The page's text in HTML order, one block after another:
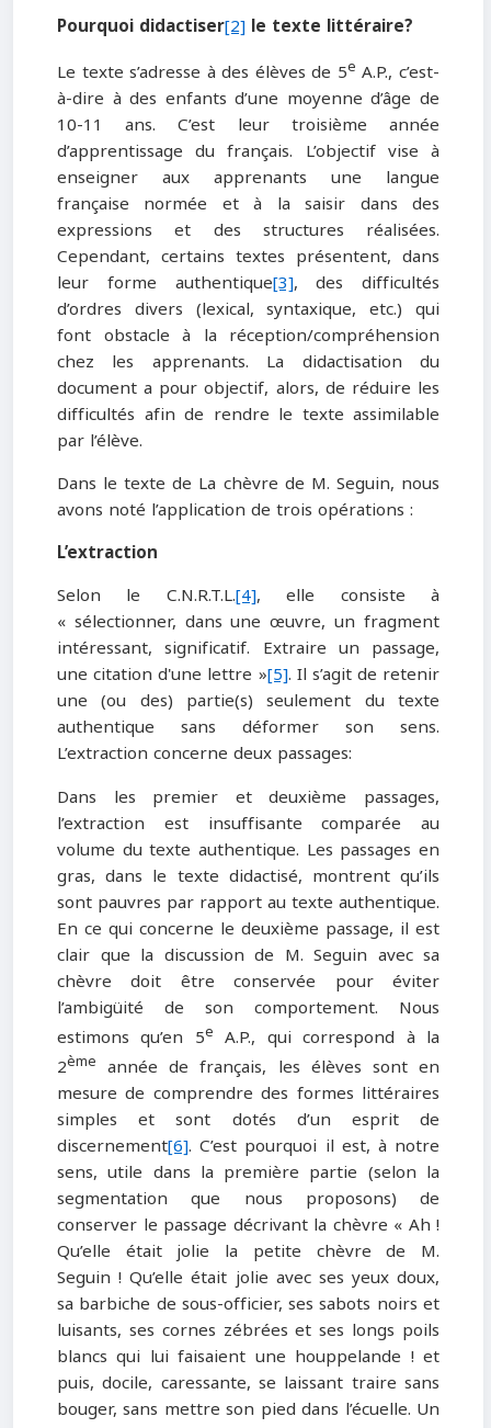
Pourquoi didactiser[2] le texte littéraire?
Le texte s’adresse à des élèves de 5e A.P., c’est-
à-dire à des enfants d’une moyenne d’âge de
10-11 ans. C’est leur troisième année
d’apprentissage du français. L’objectif vise à
enseigner aux apprenants une langue
française normée et à la saisir dans des
expressions et des structures réalisées.
Cependant, certains textes présentent, dans
leur forme authentique[3], des difficultés
d’ordres divers (lexical, syntaxique, etc.) qui
font obstacle à la réception/compréhension
chez les apprenants. La didactisation du
document a pour objectif, alors, de réduire les
difficultés afin de rendre le texte assimilable
par l’élève.
Dans le texte de La chèvre de M. Seguin, nous
avons noté l’application de trois opérations :
L’extraction
Selon le C.N.R.T.L.[4], elle consiste à
« sélectionner, dans une œuvre, un fragment
intéressant, significatif. Extraire un passage,
une citation d'une lettre »[5]. Il s’agit de retenir
une (ou des) partie(s) seulement du texte
authentique sans déformer son sens.
L’extraction concerne deux passages:
Dans les premier et deuxième passages,
l’extraction est insuffisante comparée au
volume du texte authentique. Les passages en
gras, dans le texte didactisé, montrent qu’ils
sont pauvres par rapport au texte authentique.
En ce qui concerne le deuxième passage, il est
clair que la discussion de M. Seguin avec sa
chèvre doit être conservée pour éviter
l’ambigüité de son comportement. Nous
estimons qu’en 5e A.P., qui correspond à la
2ème année de français, les élèves sont en
mesure de comprendre des formes littéraires
simples et sont dotés d’un esprit de
discernement[6]. C’est pourquoi il est, à notre
sens, utile dans la première partie (selon la
segmentation que nous proposons) de
conserver le passage décrivant la chèvre « Ah !
Qu’elle était jolie la petite chèvre de M.
Seguin ! Qu’elle était jolie avec ses yeux doux,
sa barbiche de sous-officier, ses sabots noirs et
luisants, ses cornes zébrées et ses longs poils
blancs qui lui faisaient une houppelande ! et
puis, docile, caressante, se laissant traire sans
bouger, sans mettre son pied dans l’écuelle. Un